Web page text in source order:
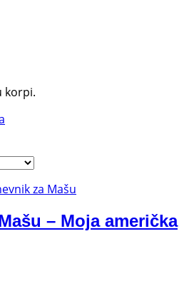
korpi.
– Moja američka